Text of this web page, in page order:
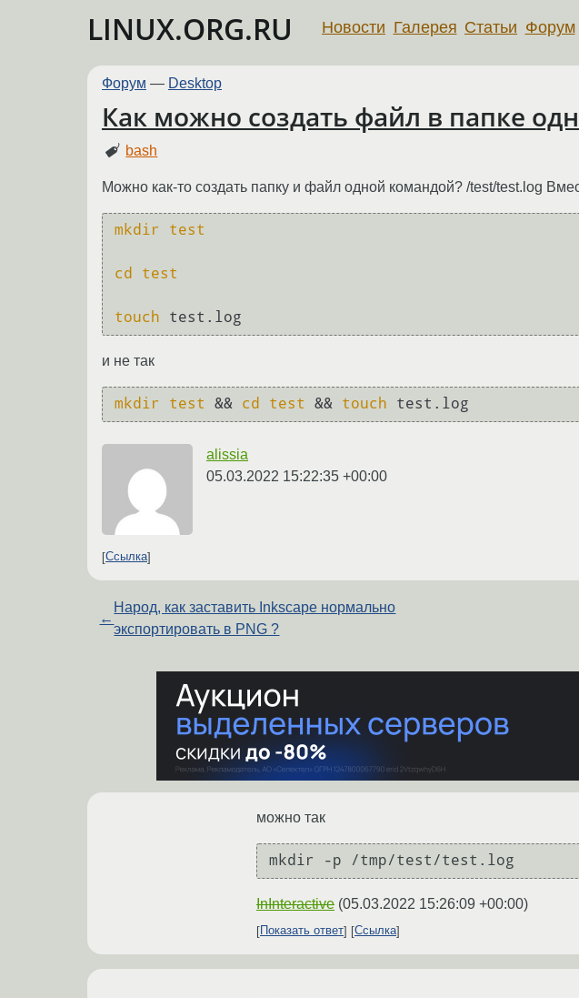
LINUX.ORG.RU Новости Галерея Статьи Форум
Форум — Desktop
Как можно создать файл в папке
bash
Можно как-то создать папку и файл одной командой? /test/test.log
mkdir test
cd test
touch
и не так
mkdir test && cd test && touch
alissia
05.03.2022 15:22:35 +00:00
Ссылка
←
Народ, как заставить Inkscape нормально
экспортировать в PNG ?
можно так
InInteractive (05.03.2022 15:26:09 +00:00)
Показать ответ Ссылка